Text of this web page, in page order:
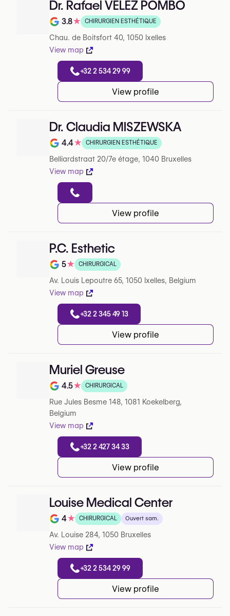
Dr. Rafael VÉLEZ POMBO
Note de 3.8 sur 5 sur Google
3.8★ CHIRURGIEN ESTHÉTIQUE
Chau. de Boitsfort 40, 1050 Ixelles
View map
+32 2 534 29 99
View profile
Dr. Claudia MISZEWSKA
Note de 4.4 sur 5 sur Google
4.4★ CHIRURGIEN ESTHÉTIQUE
Belliardstraat 20/7e étage, 1040 Bruxelles
View map
View profile
P.C. Esthetic
Note de 5 sur 5 sur Google
5★ CHIRURGICAL
Av. Louis Lepoutre 65, 1050 Ixelles, Belgium
View map
+32 2 345 49 13
View profile
Muriel Greuse
Note de 4.5 sur 5 sur Google
4.5★ CHIRURGICAL
Rue Jules Besme 148, 1081 Koekelberg,
Belgium
View map
+32 2 427 34 33
View profile
Louise Medical Center
Note de 4 sur 5 sur Google
4★ CHIRURGICAL Ouvert sam.
Av. Louise 284, 1050 Bruxelles
View map
+32 2 534 29 99
View profile